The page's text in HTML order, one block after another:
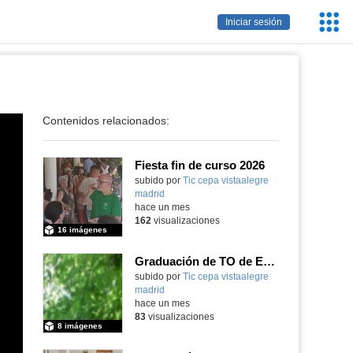
Iniciar sesión
Contenidos relacionados:
Fiesta fin de curso 2026
subido por Tic cepa vistaalegre
madrid
16 imágenes
hace un mes
162 visualizaciones
Graduación de TO de Empleo Doméstico
subido por Tic cepa vistaalegre
madrid
8 imágenes
hace un mes
83visualizaciones